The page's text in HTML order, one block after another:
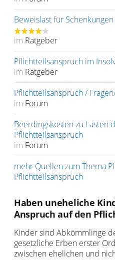
Beweislast für
im Ratgeber
Pflichtteilsanspruch im
im Ratgeber
Pflichtteilsanspruch /
im Forum
Beerdingskosten zu Lasten
Pflichtteilsanspruch
im Forum
mehr Quellen zum Thema
Pflichtteilsanspruch
Haben uneheliche
Anspruch auf den
Kinder sind Abkömmlinge
gesetzliche Erben erster
zwischen ehelichen und